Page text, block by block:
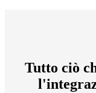
Tutto ciò